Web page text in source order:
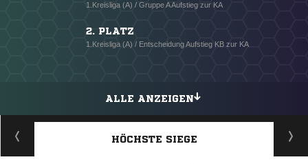
1.Kreisliga (A) / Gruppe A Aufstieg zur KA
2. PLATZ
1.Kreisliga (A) / Entscheidung Aufstieg KB zur KA
ALLE ANZEIGEN
HÖCHSTE SIEGE